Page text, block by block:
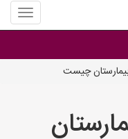
منوی
سایت
چیست